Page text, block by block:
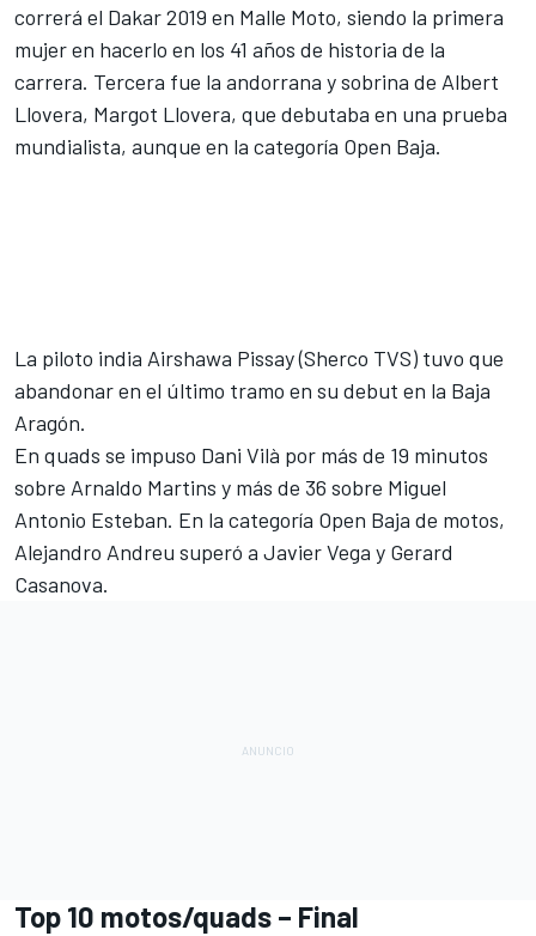
correrá el Dakar 2019 en Malle Moto, siendo la primera
mujer en hacerlo en los 41 años de historia de la
carrera. Tercera fue la andorrana y sobrina de Albert
Llovera, Margot Llovera, que debutaba en una prueba
mundialista, aunque en la categoría Open Baja.
La piloto india Airshawa Pissay (Sherco TVS) tuvo que
abandonar en el último tramo en su debut en la Baja
Aragón.
En quads se impuso Dani Vilà por más de 19 minutos
sobre Arnaldo Martins y más de 36 sobre Miguel
Antonio Esteban. En la categoría Open Baja de motos,
Alejandro Andreu superó a Javier Vega y Gerard
Casanova.
Top 10 motos/quads – Final